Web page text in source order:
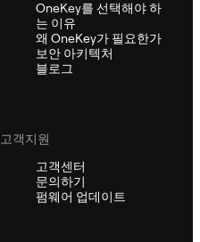
OneKey를 선택해야 하
는 이유
왜 OneKey가 필요한가
보안 아키텍처
블로그
고객지원
고객센터
문의하기
펌웨어 업데이트